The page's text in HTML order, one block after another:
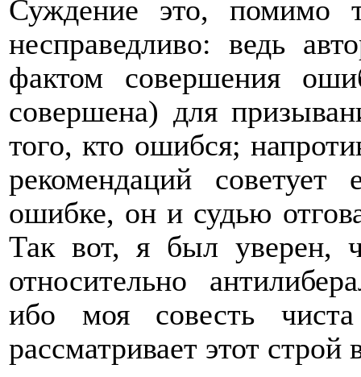
Суждение это, помимо
несправедливо: ведь
фактом совершения
совершена) для
того, кто ошибся;
рекомендаций
ошибке, он и судью
Так вот, я был уверен,
относительно
ибо моя совесть
рассматривает этот строй